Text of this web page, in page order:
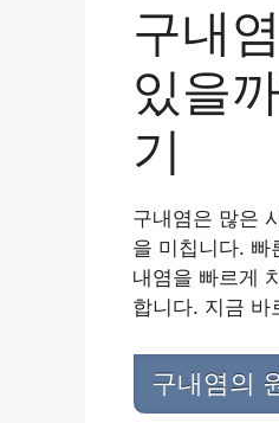
구내
있을
기
구내염은 많은
을 미칩니다. 빠
내염을 빠르게
합니다. 지금 바
구내염의